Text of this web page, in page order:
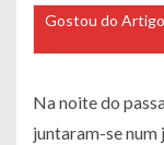
Gostou do Artigo
Na noite do
juntaram-se num